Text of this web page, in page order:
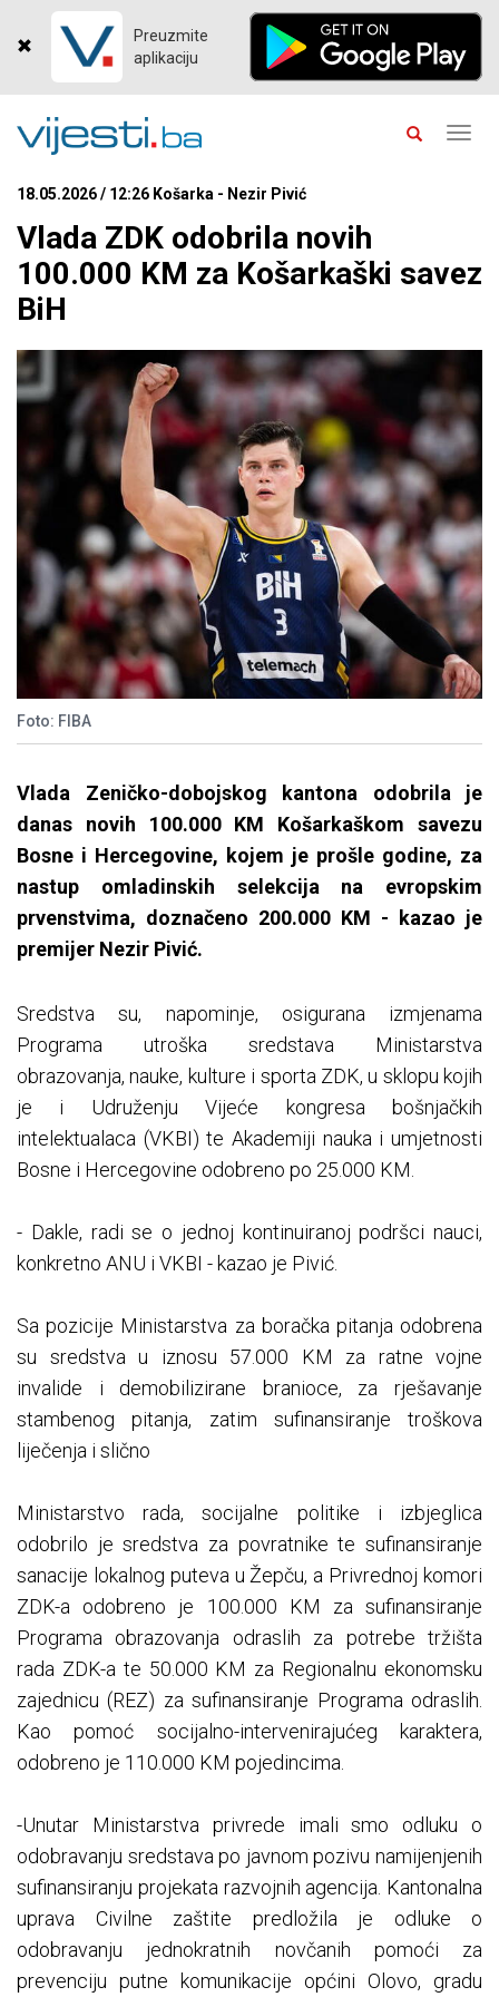
Preuzmite
aplikaciju
18.05.2026 / 12:26 Košarka - Nezir Pivić
Vlada ZDK odobrila novih
100.000 KM za Košarkaški savez
BiH
Foto: FIBA
Vlada Zeničko-dobojskog kantona odobrila je
danas novih 100.000 KM Košarkaškom savezu
Bosne i Hercegovine, kojem je prošle godine, za
nastup omladinskih selekcija na evropskim
prvenstvima, doznačeno 200.000 KM - kazao je
premijer Nezir Pivić.
Sredstva su, napominje, osigurana izmjenama
Programa utroška sredstava Ministarstva
obrazovanja, nauke, kulture i sporta ZDK, u sklopu kojih
je i Udruženju Vijeće kongresa bošnjačkih
intelektualaca (VKBI) te Akademiji nauka i umjetnosti
Bosne i Hercegovine odobreno po 25.000 KM.
- Dakle, radi se o jednoj kontinuiranoj podršci nauci,
konkretno ANU i VKBI - kazao je Pivić.
Sa pozicije Ministarstva za boračka pitanja odobrena
su sredstva u iznosu 57.000 KM za ratne vojne
invalide i demobilizirane branioce, za rješavanje
stambenog pitanja, zatim sufinansiranje troškova
liječenja i slično
Ministarstvo rada, socijalne politike i izbjeglica
odobrilo je sredstva za povratnike te sufinansiranje
sanacije lokalnog puteva u Žepču, a Privrednoj komori
ZDK-a odobreno je 100.000 KM za sufinansiranje
Programa obrazovanja odraslih za potrebe tržišta
rada ZDK-a te 50.000 KM za Regionalnu ekonomsku
zajednicu (REZ) za sufinansiranje Programa odraslih.
Kao pomoć socijalno-intervenirajućeg karaktera,
odobreno je 110.000 KM pojedincima.
-Unutar Ministarstva privrede imali smo odluku o
odobravanju sredstava po javnom pozivu namijenjenih
sufinansiranju projekata razvojnih agencija. Kantonalna
uprava Civilne zaštite predložila je odluke o
odobravanju jednokratnih novčanih pomoći za
prevenciju putne komunikacije općini Olovo, gradu